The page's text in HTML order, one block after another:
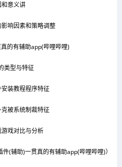
意义讲
响因素和策略调整
的有辅助app(哔哩哔哩)
类型与特征
装教程程序特征
被系统制裁特征
戏对比与分析
(辅助)一贯真的有辅助app(哔哩哔哩)）